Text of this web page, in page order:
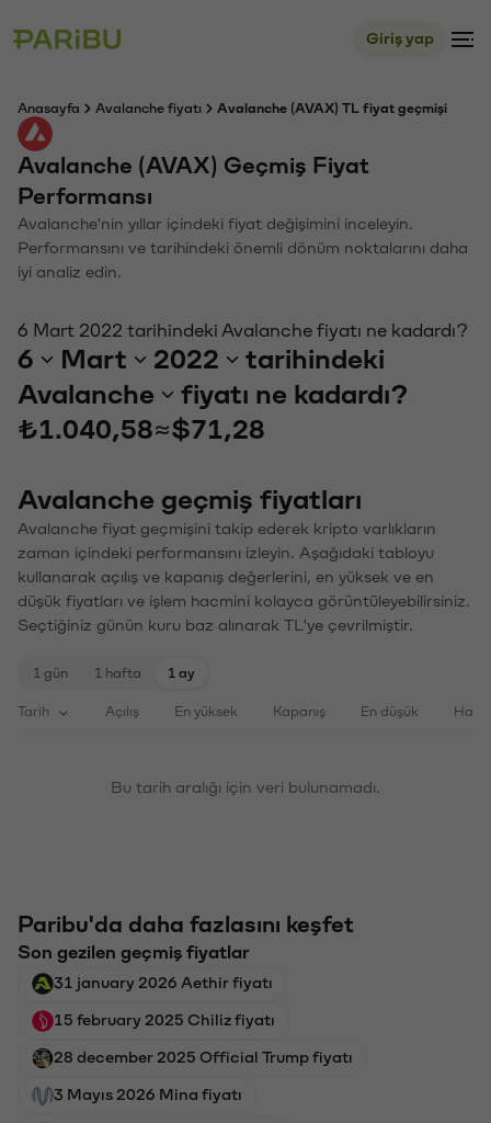
Giriş yap
Anasayfa Avalanche fiyatı Avalanche (AVAX) TL fiyat geçmişi
Avalanche (AVAX) Geçmiş Fiyat
Performansı
Avalanche'nin yıllar içindeki fiyat değişimini inceleyin.
Performansını ve tarihindeki önemli dönüm noktalarını daha
iyi analiz edin.
6 Mart 2022 tarihindeki Avalanche fiyatı ne kadardı?
6 Mart 2022
tarihindeki
Avalanche
fiyatı ne kadardı?
₺1.040,58≈$71,28
Avalanche geçmiş fiyatları
Avalanche fiyat geçmişini takip ederek kripto varlıkların
zaman içindeki performansını izleyin. Aşağıdaki tabloyu
kullanarak açılış ve kapanış değerlerini, en yüksek ve en
düşük fiyatları ve işlem hacmini kolayca görüntüleyebilirsiniz.
Seçtiğiniz günün kuru baz alınarak TL'ye çevrilmiştir.
1 gün 1 hafta 1 ay
Tarih Açılış En yüksek Kapanış En düşük
Bu tarih aralığı için veri bulunamadı.
Paribu'da daha fazlasını keşfet
Son gezilen geçmiş fiyatlar
31 january 2026 Aethir fiyatı
15 february 2025 Chiliz fiyatı
28 december 2025 Official Trump fiyatı
3 Mayıs 2026 Mina fiyatı